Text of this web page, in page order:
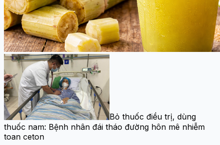
Bỏ thuốc điều trị, dùng
thuốc nam: Bệnh nhân đái tháo đường hôn mê nhiễm
toan ceton